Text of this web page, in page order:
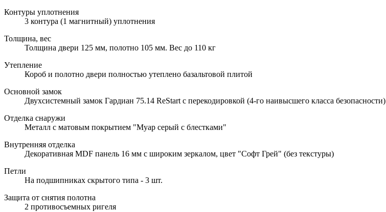
Контуры уплотнения
3 контура (1 магнитный) уплотнения
Толщина, вес
Толщина двери 125 мм, полотно 105 мм. Вес до 110 кг
Утепление
Короб и полотно двери полностью утеплено базальтовой плитой
Основной замок
Двухсистемный замок Гардиан 75.14 ReStart с перекодировкой (4-го наивысшего класса безопасности)
Отделка снаружи
Металл с матовым покрытием "Муар серый с блестками"
Внутренняя отделка
Декоративная MDF панель 16 мм с широким зеркалом, цвет "Софт Грей" (без текстуры)
Петли
На подшипниках скрытого типа - 3 шт.
Защита от снятия полотна
2 противосъемных ригеля